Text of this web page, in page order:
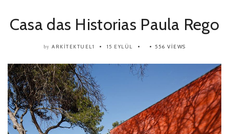
Casa das Historias Paula Rego
by ARKITEKTUEL1 15 EYLÜL 556 VIEWS